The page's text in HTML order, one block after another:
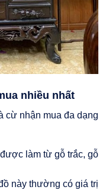
nhiều nhất
cừ nhận mua đa dạng
làm từ gỗ trắc, gỗ
này thường có giá trị